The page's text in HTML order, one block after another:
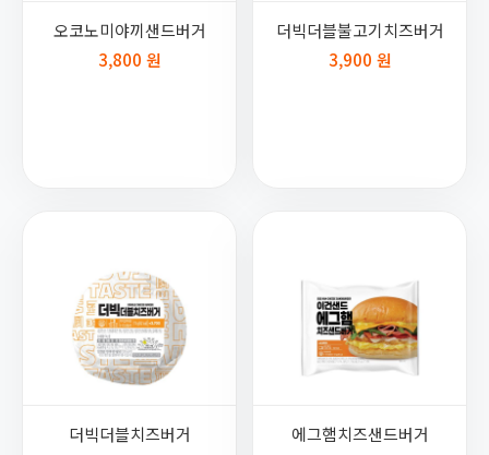
오코노미야끼샌드버거
3,800 원
더빅더블불고기치즈버거
3,900 원
더빅더블치즈버거
에그햄치즈샌드버거